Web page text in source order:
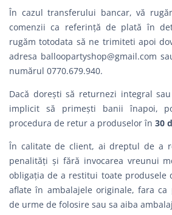
În cazul transferului bancar, vă
comenzii ca referință de plată în
rugăm totodata să ne trimiteti apoi
adresa balloopartyshop@gmail.com
numărul 0770.679.940.
Dacă dorești să returnezi integral
implicit să primești banii înapoi,
procedura de retur a produselor în 30
În calitate de client, ai dreptul de a
penalităţi şi fără invocarea vreunui
obligația de a restitui toate produsele
aflate în ambalajele originale, fara ca
de urme de folosire sau sa aiba